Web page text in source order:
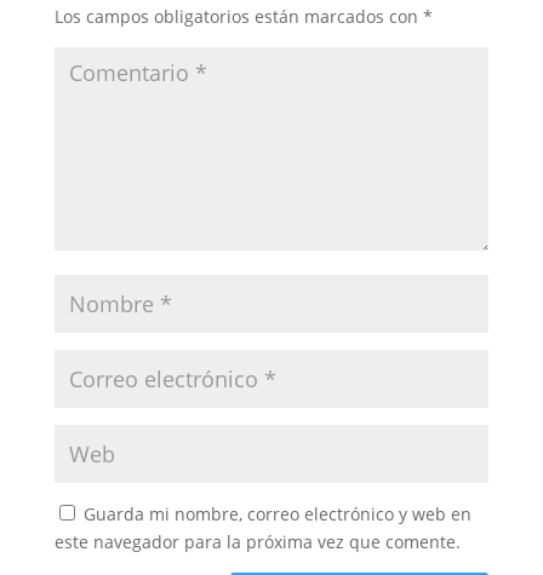
Los campos obligatorios están marcados con *
Guarda mi nombre, correo electrónico y web en
este navegador para la próxima vez que comente.